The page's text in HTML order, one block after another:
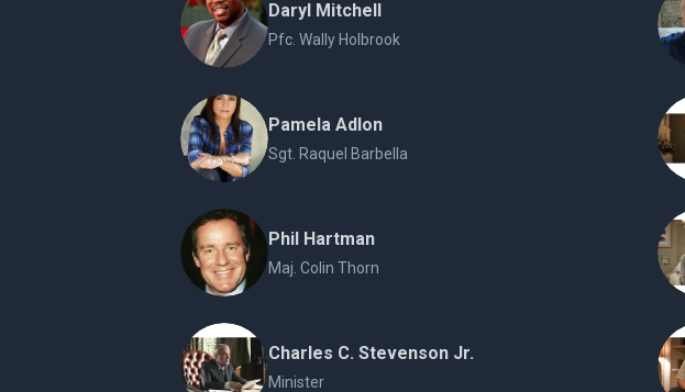
Daryl Mitchell
Pfc. Wally Holbrook
Pamela Adlon
Sgt. Raquel Barbella
Phil Hartman
Maj. Colin Thorn
Charles C. Stevenson Jr.
Minister